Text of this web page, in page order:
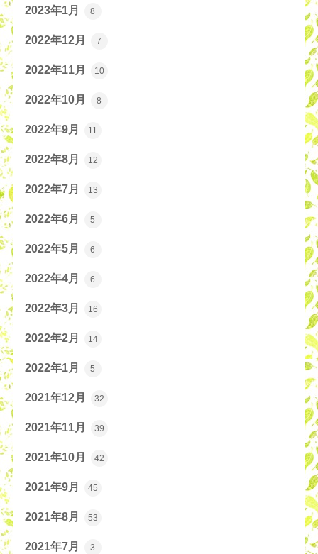
2023年1月 8
2022年12月 7
2022年11月 10
2022年10月 8
2022年9月 11
2022年8月 12
2022年7月 13
2022年6月 5
2022年5月 6
2022年4月 6
2022年3月 16
2022年2月 14
2022年1月 5
2021年12月 32
2021年11月 39
2021年10月 42
2021年9月 45
2021年8月 53
2021年7月 3